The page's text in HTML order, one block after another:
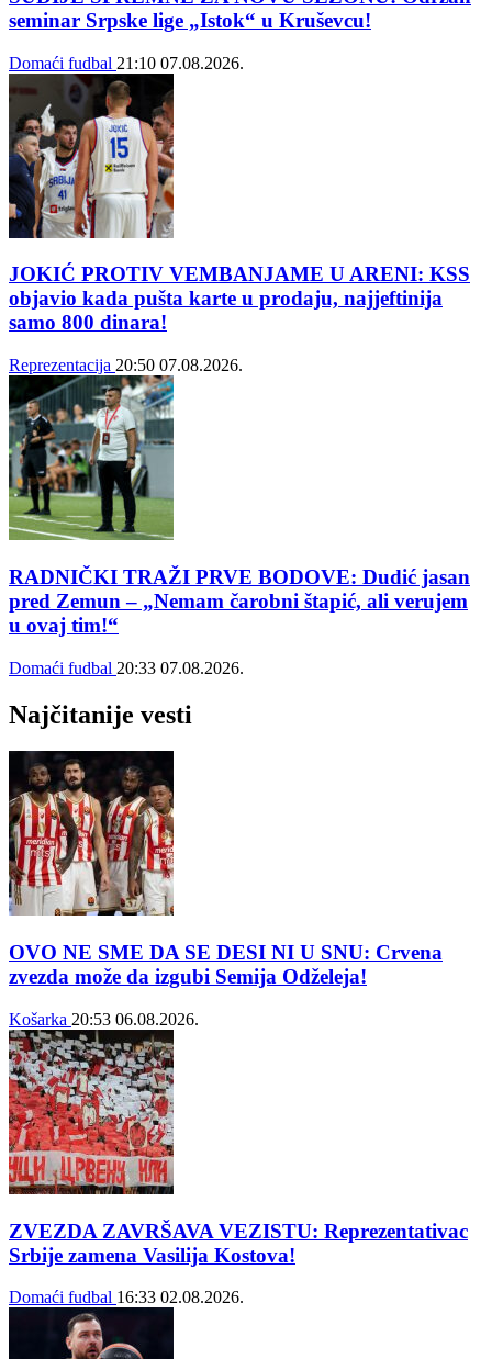
seminar Srpske lige „Istok“ u Kruševcu!
Domaći fudbal 21:10 07.08.2026.
JOKIĆ PROTIV VEMBANJAME U ARENI: KSS
objavio kada pušta karte u prodaju, najjeftinija
samo 800 dinara!
Reprezentacija 20:50 07.08.2026.
RADNIČKI TRAŽI PRVE BODOVE: Dudić jasan
pred Zemun – „Nemam čarobni štapić, ali verujem
u ovaj tim!“
Domaći fudbal 20:33 07.08.2026.
Najčitanije vesti
OVO NE SME DA SE DESI NI U SNU: Crvena
zvezda može da izgubi Semija Odželeja!
Košarka 20:53 06.08.2026.
ZVEZDA ZAVRŠAVA VEZISTU: Reprezentativac
Srbije zamena Vasilija Kostova!
Domaći fudbal 16:33 02.08.2026.